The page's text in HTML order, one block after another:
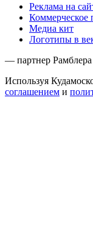
Реклама на
Коммерческое
Медиа кит
Логотипы в
— партнер Рамблера
Используя
соглашением и